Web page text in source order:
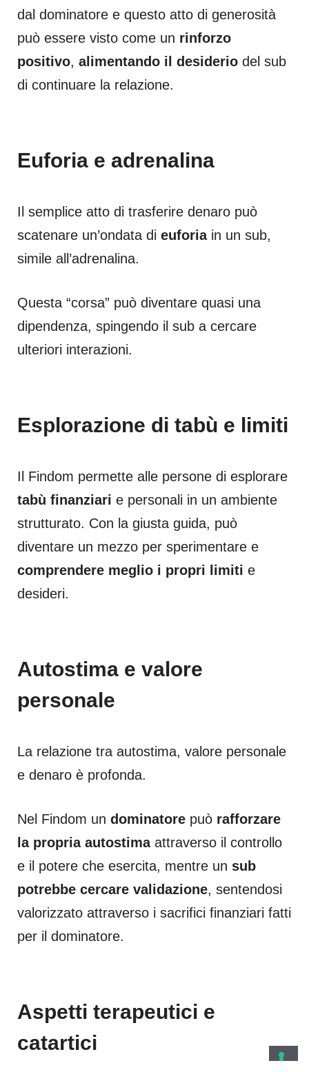
dal dominatore e questo atto di generosità
può essere visto come un rinforzo
positivo, alimentando il desiderio del sub
di continuare la relazione.
Euforia e adrenalina
Il semplice atto di trasferire denaro può
scatenare un’ondata di euforiain un sub,
simile all’adrenalina.
Questa “corsa” può diventare quasi una
dipendenza, spingendo il sub a cercare
ulteriori interazioni.
Esplorazione di tabù e limiti
Il Findom permette alle persone di esplorare
tabù finanziari e personali in un ambiente
strutturato. Con la giusta guida, può
diventare un mezzo per sperimentare e
comprendere meglio i propri limiti e
desideri.
Autostima e valore
personale
La relazione tra autostima, valore personale
e denaro è profonda.
Nel Findom un dominatore può rafforzare
la propria autostimaattraverso il controllo
e il potere che esercita, mentre un sub
potrebbe cercare validazione, sentendosi
valorizzato attraverso i sacrifici finanziari fatti
per il dominatore.
Aspetti terapeutici e
catartici